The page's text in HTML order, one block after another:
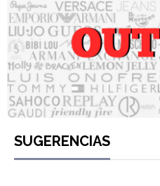
Mi
cesta
Glispe
Mujer
SUGERENCIAS